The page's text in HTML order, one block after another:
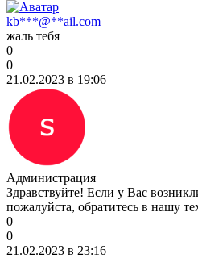
kb***@**ail.com
жаль тебя
0
0
21.02.2023 в 19:06
Администрация
Здравствуйте! Если у Вас
пожалуйста, обратитесь в нашу
0
0
21.02.2023 в 23:16